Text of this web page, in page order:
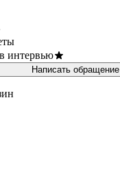
интервью
Написать обращение